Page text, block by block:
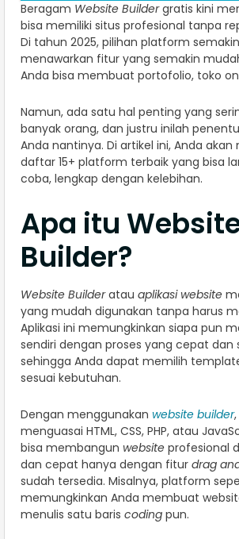
Beragam Website Buildergratis kini
bisa memiliki situs profesional tanpa
Di tahun 2025, pilihan platform
menawarkan fitur yang semakin
Anda bisa membuat portofolio, toko
Namun, ada satu hal penting yang
banyak orang, dan justru inilah
Anda nantinya. Di artikel ini, Anda
daftar 15+ platform terbaik yang bisa
coba, lengkap dengan kelebihan.
Apa itu
Builder?
Website Builderatau aplikasi website
yang mudah digunakan tanpa harus
Aplikasi ini memungkinkan siapa pun
sendiri dengan proses yang cepat dan
sehingga Anda dapat memilih
sesuai kebutuhan.
Dengan menggunakan website builder
menguasai HTML, CSS, PHP, atau
bisa membangun website profesional
dan cepat hanya dengan fitur drag
sudah tersedia. Misalnya, platform
memungkinkan Anda membuat
menulis satu baris coding pun.